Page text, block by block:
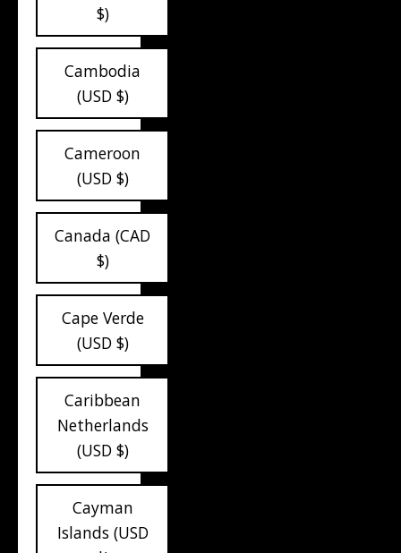
$)
Cambodia
(USD $)
Cameroon
(USD $)
Canada (CAD
$)
Cape Verde
(USD $)
Caribbean
Netherlands
(USD $)
Cayman
Islands (USD